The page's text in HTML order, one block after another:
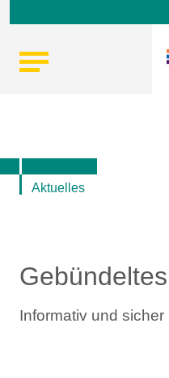
Skip
content
Aktuelles
Informativ und